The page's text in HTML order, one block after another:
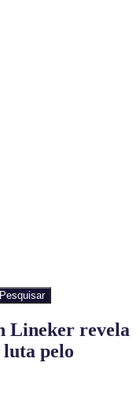
Pesquisar
Lineker revela
pelo